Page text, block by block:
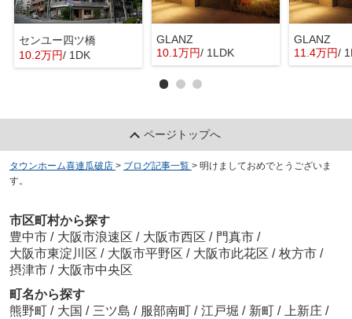
センユー四ツ橋
10.2万円/ 1DK
GLANZ
10.1万円/ 1LDK
GLANZ
11.4万円/
ページトップへ
タウンホーム喜連瓜破店 > ブログ記事一覧 > 明けましておめでとうございま
す。
市区町村から探す
豊中市 / 大阪市浪速区 / 大阪市西区 / 門真市 /
大阪市東淀川区 / 大阪市平野区 / 大阪市此花区 / 枚方市 /
摂津市 / 大阪市中央区
町名から探す
熊野町 / 大国 / 三ツ島 / 服部南町 / 江戸堀 / 新町 / 上新庄 /